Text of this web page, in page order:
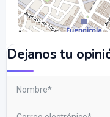
Dejanos tu